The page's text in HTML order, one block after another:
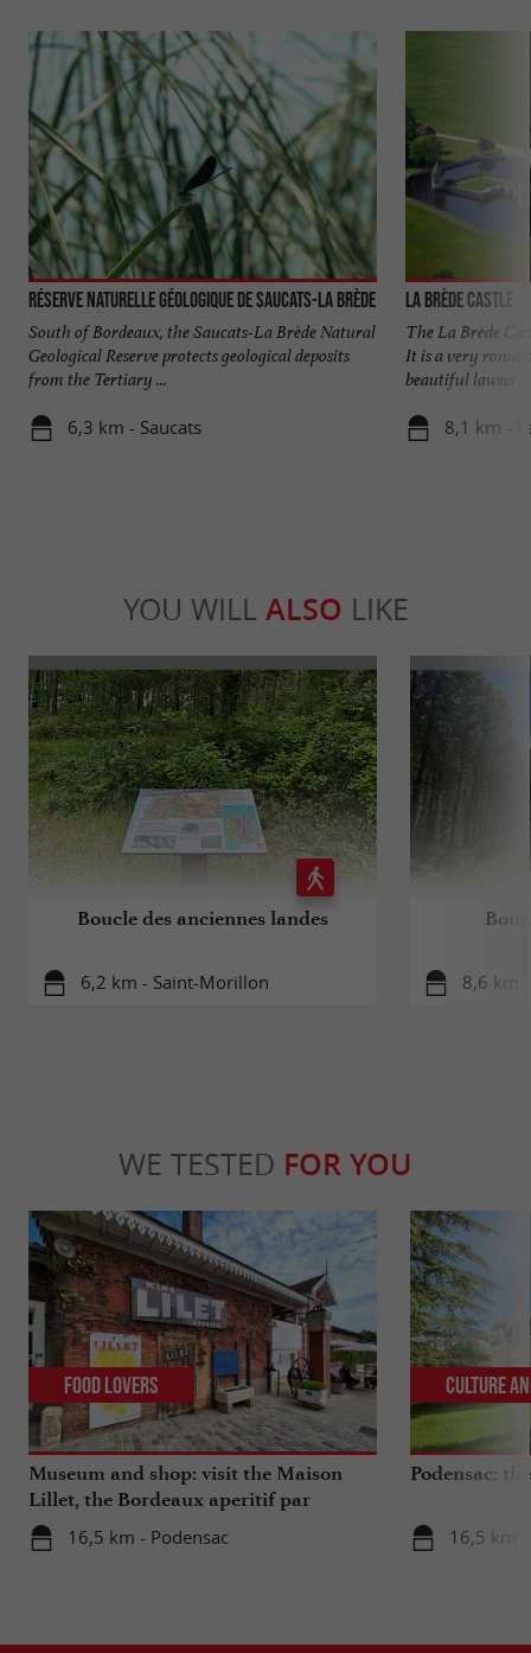
Réserve naturelle géologique de Saucats-La Brède
South of Bordeaux, the Saucats-La Brède Natural
Geological Reserve protects geological deposits
from the Tertiary ...
6,3 km - Saucats
La Brède Castle
The La Brède
It is a very
beautiful lawns ...
8,1 km -
YOU WILL ALSO LIKE
Boucle des anciennes landes
6,2 km - Saint-Morillon 8,6 km
WE TESTED FOR YOU
Museum and shop: visit the Maison
Lillet, the Bordeaux aperitif par
excellence
16,5 km - Podensac
Food Lovers
Podensac:
16,5 km -
Culture